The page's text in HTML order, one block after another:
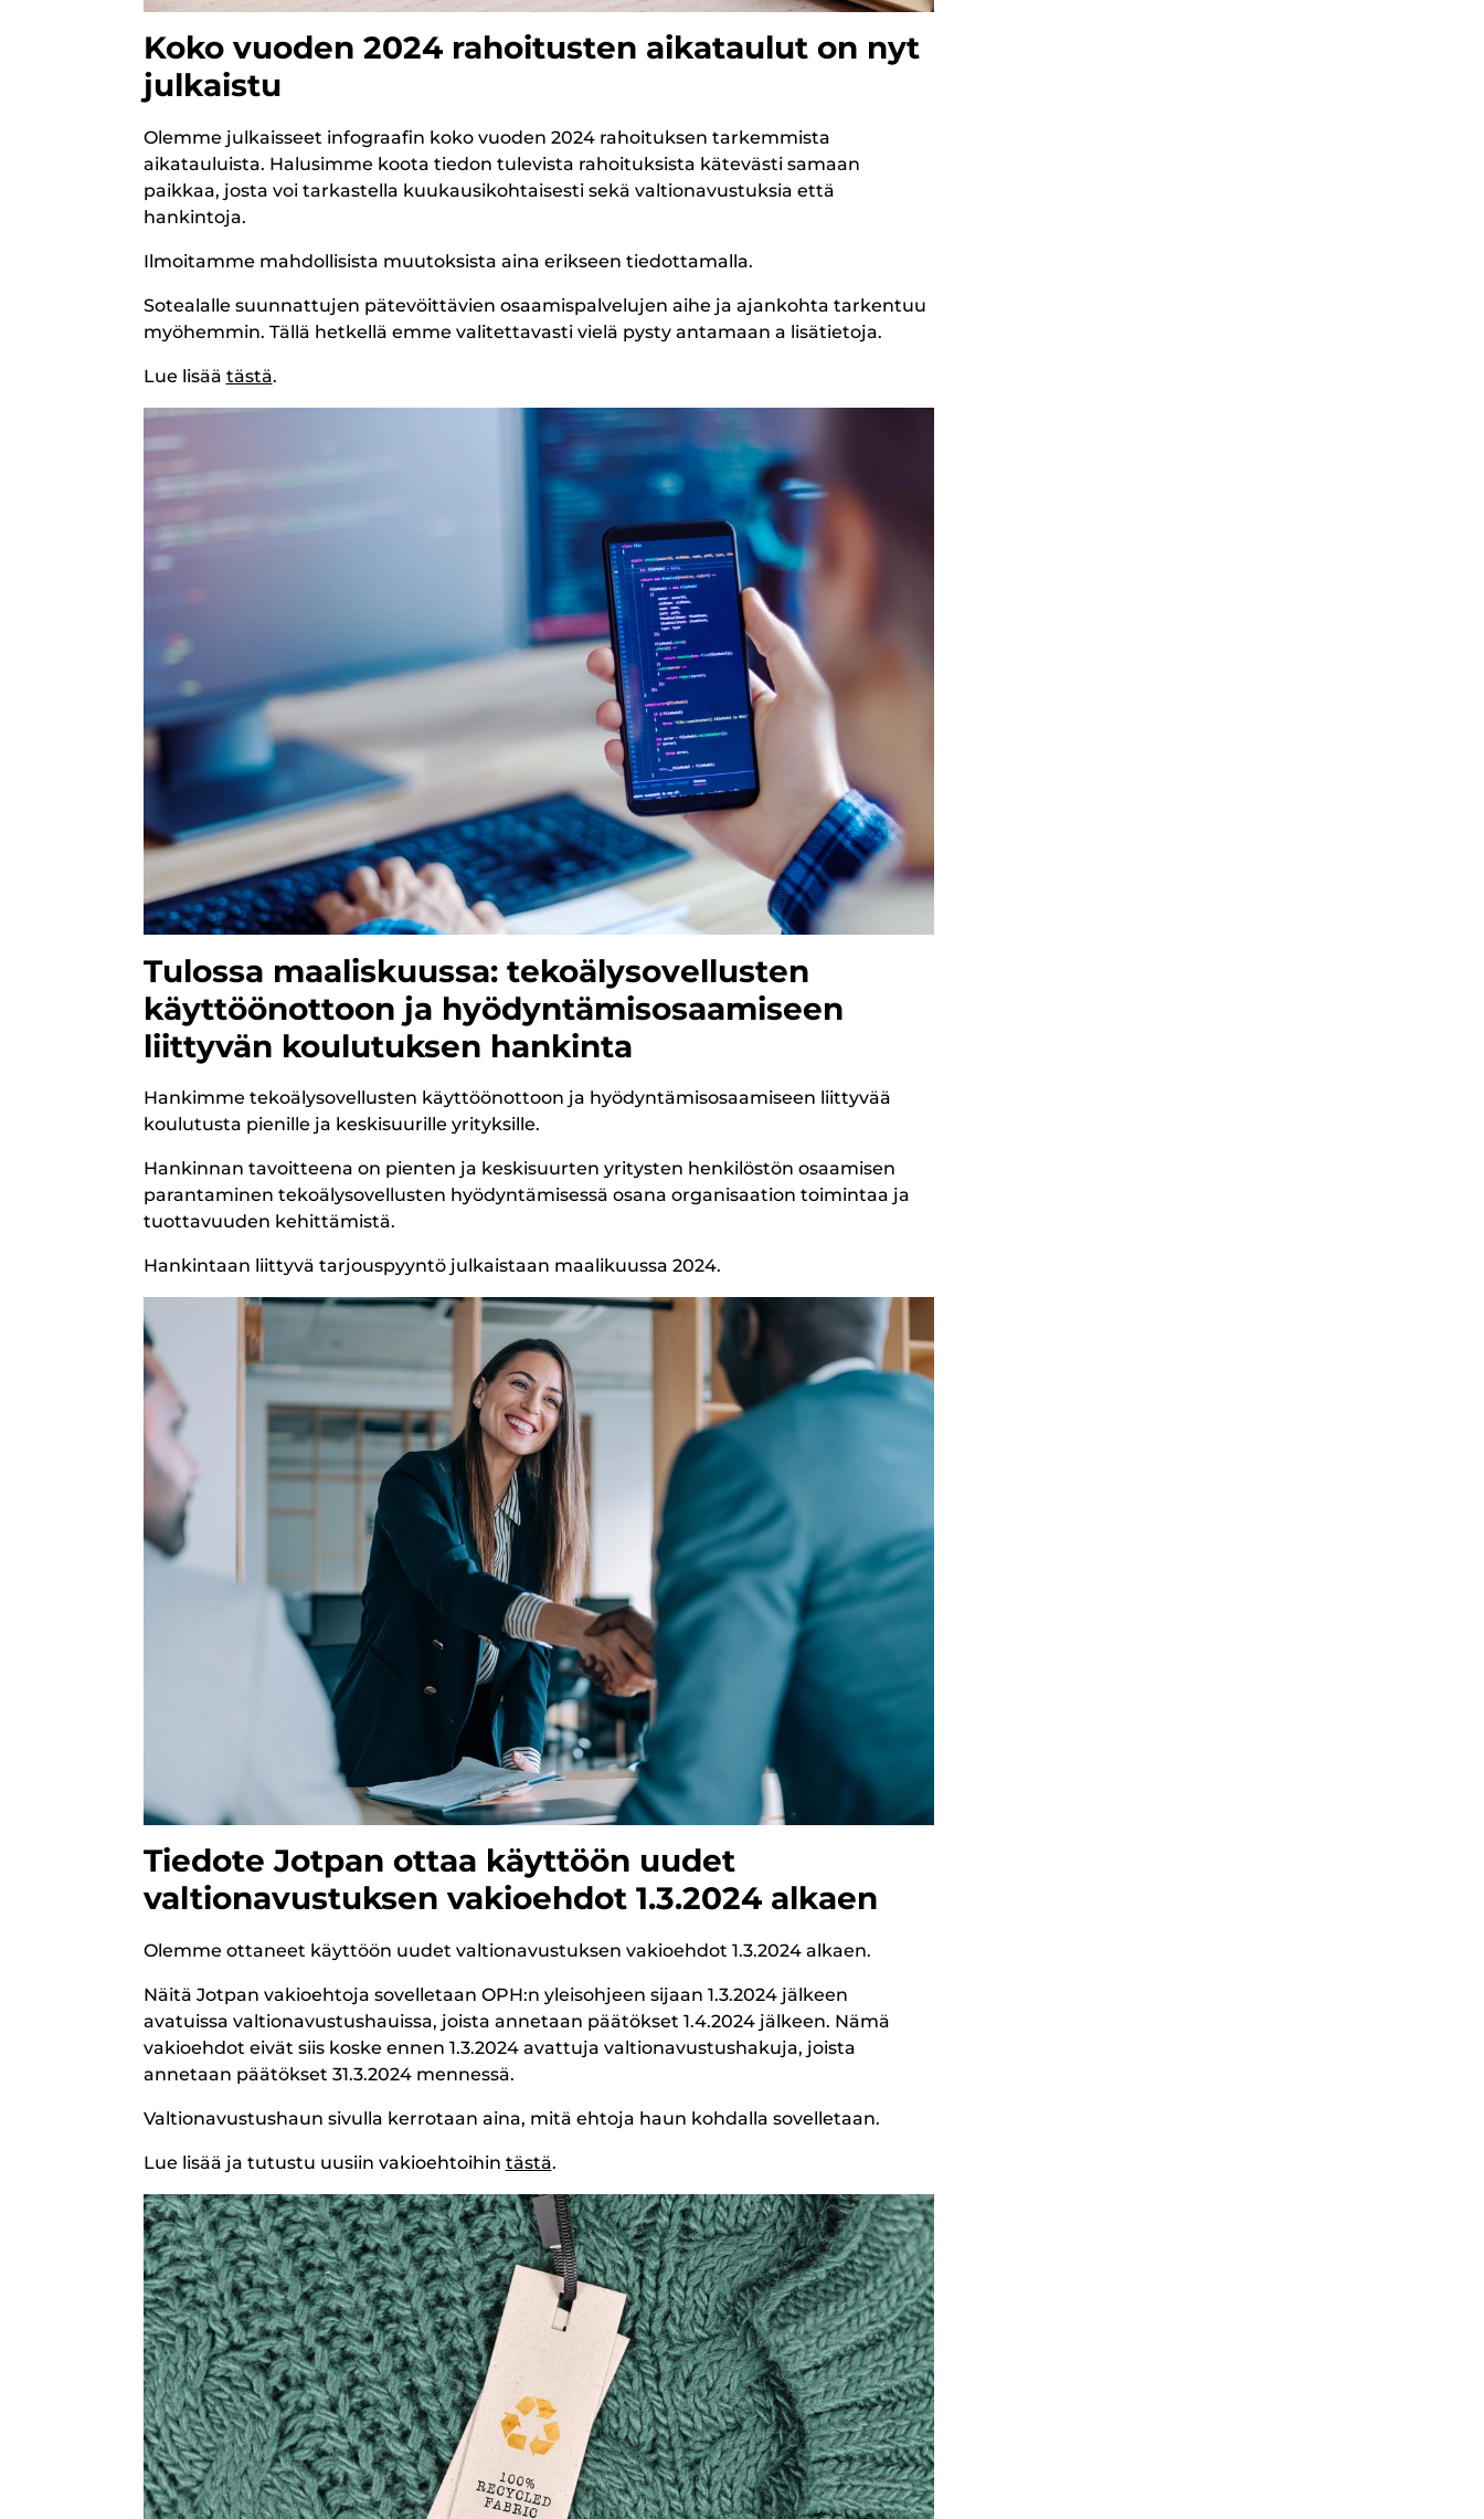
Koko vuoden 2024 rahoitusten aikataulut on nyt
julkaistu
Olemme julkaisseet infograafin koko vuoden 2024 rahoituksen tarkemmista
aikatauluista. Halusimme koota tiedon tulevista rahoituksista kätevästi samaan
paikkaa, josta voi tarkastella kuukausikohtaisesti sekä valtionavustuksia että
hankintoja.
Ilmoitamme mahdollisista muutoksista aina erikseen tiedottamalla.
Sotealalle suunnattujen pätevöittävien osaamispalvelujen aihe ja ajankohta tarkentuu
myöhemmin. Tällä hetkellä emme valitettavasti vielä pysty antamaan a lisätietoja.
Lue lisää tästä.
Tulossa maaliskuussa: tekoälysovellusten
käyttöönottoon ja hyödyntämisosaamiseen
liittyvän koulutuksen hankinta
Hankimme tekoälysovellusten käyttöönottoon ja hyödyntämisosaamiseen liittyvää
koulutusta pienille ja keskisuurille yrityksille.
Hankinnan tavoitteena on pienten ja keskisuurten yritysten henkilöstön osaamisen
parantaminen tekoälysovellusten hyödyntämisessä osana organisaation toimintaa ja
tuottavuuden kehittämistä.
Hankintaan liittyvä tarjouspyyntö julkaistaan maalikuussa 2024.
Tiedote Jotpan ottaa käyttöön uudet
valtionavustuksen vakioehdot 1.3.2024 alkaen
Olemme ottaneet käyttöön uudet valtionavustuksen vakioehdot 1.3.2024 alkaen.
Näitä Jotpan vakioehtoja sovelletaan OPH:n yleisohjeen sijaan 1.3.2024 jälkeen
avatuissa valtionavustushauissa, joista annetaan päätökset 1.4.2024 jälkeen. Nämä
vakioehdot eivät siis koske ennen 1.3.2024 avattuja valtionavustushakuja, joista
annetaan päätökset 31.3.2024 mennessä.
Valtionavustushaun sivulla kerrotaan aina, mitä ehtoja haun kohdalla sovelletaan.
Lue lisää ja tutustu uusiin vakioehtoihin tästä.